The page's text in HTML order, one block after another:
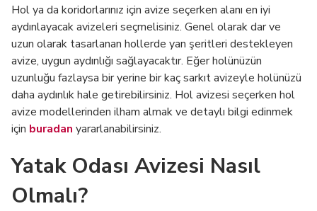
Hol ya da koridorlarınız için avize seçerken alanı en iyi
aydınlayacak avizeleri seçmelisiniz. Genel olarak dar ve
uzun olarak tasarlanan hollerde yan şeritleri destekleyen
avize, uygun aydınlığı sağlayacaktır. Eğer holünüzün
uzunluğu fazlaysa bir yerine bir kaç sarkıt avizeyle holünüzü
daha aydınlık hale getirebilirsiniz. Hol avizesi seçerken hol
avize modellerinden ilham almak ve detaylı bilgi edinmek
için buradan yararlanabilirsiniz.
Yatak Odası Avizesi Nasıl
Olmalı?